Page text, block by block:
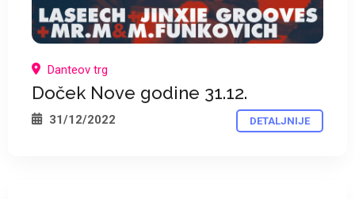
Danteov trg
Doček Nove godine 31.12.
31/12/2022 DETALJNIJE